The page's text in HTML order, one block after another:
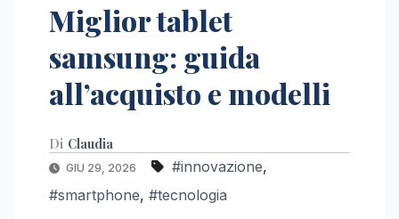
Miglior tablet
samsung: guida
all’acquisto e modelli
Di Claudia
GIU 29, 2026 #innovazione,
#smartphone, #tecnologia